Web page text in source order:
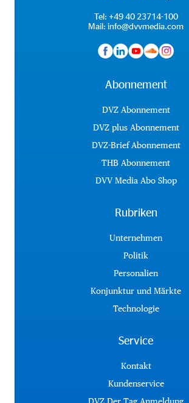
Tel: +49 40 23714-100
Mail: info@dvvmedia.com
Abonnement
DVZ Abonnement
DVZ plus Abonnement
DVZ-Brief Abonnement
THB Abonnement
DVV Media Abo Shop
Rubriken
Unternehmen
Politik
Personalien
Konjunktur und Märkte
Technologie
Service
Kontakt
Kundenservice